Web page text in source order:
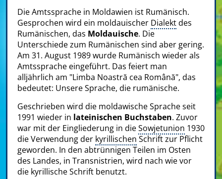
Die Amtssprache in Moldawien ist Rumänisch.
Gesprochen wird ein moldauischer Dialektdes
Rumänischen, das Moldauische. Die
Unterschiede zum Rumänischen sind aber gering.
Am 31. August 1989 wurde Rumänisch wieder als
Amtssprache eingeführt. Das feiert man
alljährlich am "Limba Noastră cea Română", das
bedeutet: Unsere Sprache, die rumänische.
Geschrieben wird die moldawische Sprache seit
1991 wieder in lateinischen Buchstaben. Zuvor
war mit der Eingliederung in dieSowjetunion 1930
die Verwendung der kyrillischen Schrift zur Pflicht
geworden. In den abtrünnigen Teilen im Osten
des Landes, in Transnistrien, wird nach wie vor
die kyrillische Schrift benutzt.